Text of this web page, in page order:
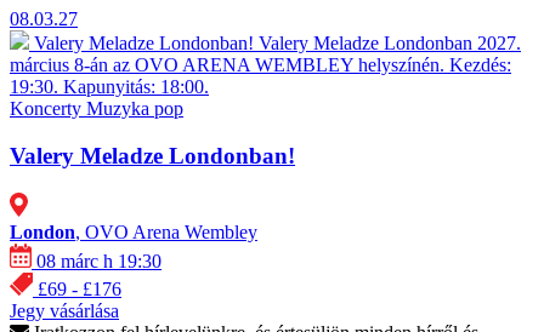
08.03.27
Valery Meladze Londonban! Valery Meladze Londonban 2027.
március 8-án az OVO ARENA WEMBLEY helyszínén. Kezdés:
19:30. Kapunyitás: 18:00.
Koncerty Muzyka pop
Valery Meladze Londonban!
London, OVO Arena Wembley
08 márc h 19:30
£69 - £176
Jegy vásárlása